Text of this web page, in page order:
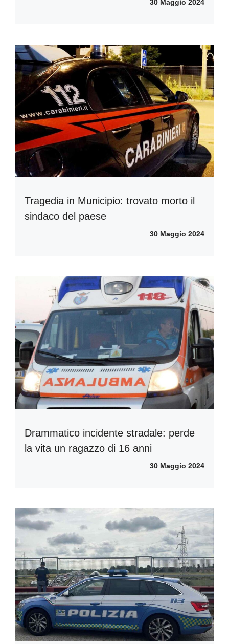
30 Maggio 2024
Tragedia in Municipio: trovato morto il
sindaco del paese
30 Maggio 2024
Drammatico incidente stradale: perde
la vita un ragazzo di 16 anni
30 Maggio 2024